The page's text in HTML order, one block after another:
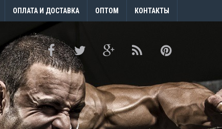
ОПЛАТА И ДОСТАВКА ОПТОМ КОНТАКТЫ